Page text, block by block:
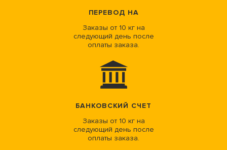
ПЕРЕВОД НА
Заказы от 10 кг на
следующий день после
оплаты заказа.
БАНКОВСКИЙ СЧЕТ
Заказы от 10 кг на
следующий день после
оплаты заказа.